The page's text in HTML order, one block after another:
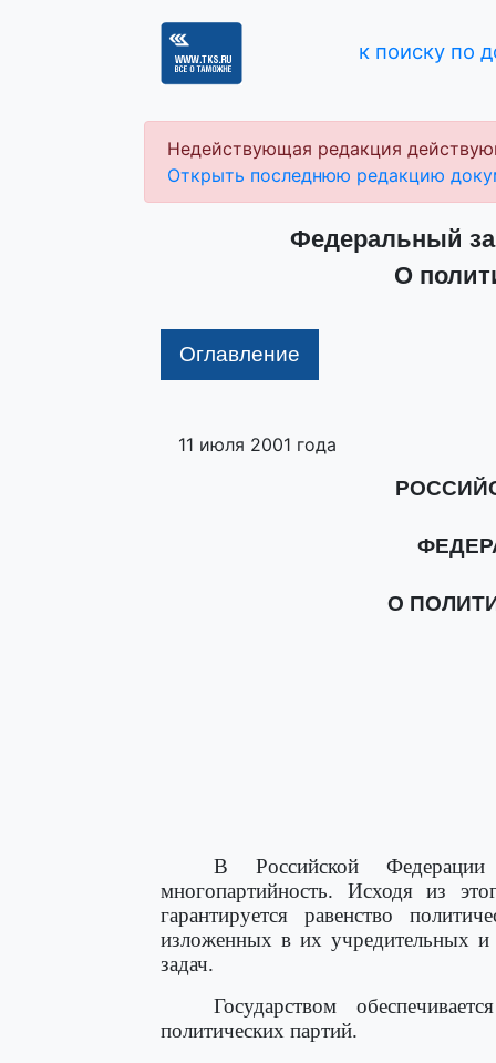
к поиску по
Недействующая редакция
Открыть последнюю редакцию
Федеральный
О
Оглавление
11 июля 2001 года
О
В Российской Федерации
многопартийность. Исходя из
гарантируется равенство
изложенных в их учредительных
задач.
Государством
политических партий.